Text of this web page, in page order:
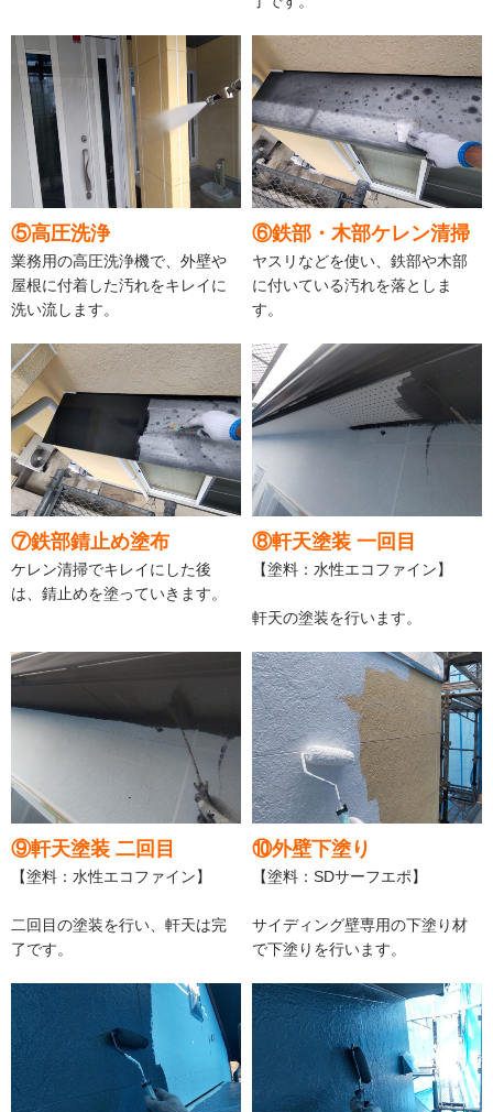
⑤高圧洗浄
業務用の高圧洗浄機で、外壁や
屋根に付着した汚れをキレイに
洗い流します。
⑥鉄部・木部ケレン清掃
ヤスリなどを使い、鉄部や木部
に付いている汚れを落としま
す。
⑦鉄部錆止め塗布
ケレン清掃でキレイにした後
は、錆止めを塗っていきます。
⑧軒天塗装 一回目
【塗料：水性エコファイン】
軒天の塗装を行います。
⑨軒天塗装 二回目
【塗料：水性エコファイン】
二回目の塗装を行い、軒天は完
了です。
⑩外壁下塗り
【塗料：SDサーフエポ】
サイディング壁専用の下塗り材
で下塗りを行います。